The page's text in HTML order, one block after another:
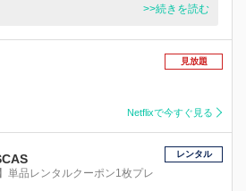
>>続きを読む
見放題
Netflixで今すぐ見る
単品レンタルクーポン1枚プレ
レンタル